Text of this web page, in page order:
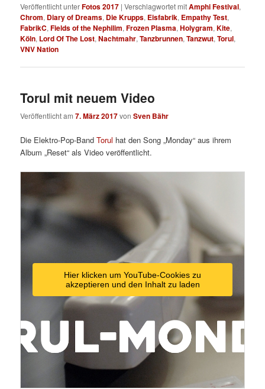
Veröffentlicht unterFotos 2017 |Verschlagwortet mitAmphi Festival,
Chrom, Diary of Dreams, Die Krupps, Eisfabrik, Empathy Test,
FabrikC,Fields of the Nephilim,Frozen Plasma,Holygram,Kite,
Köln, Lord Of The Lost,Nachtmahr,Tanzbrunnen,Tanzwut,Torul,
VNV Nation
Torul mit neuem Video
Veröffentlicht am7. März 2017vonSven Bähr
Die Elektro-Pop-BandTorul hat den Song „Monday“ aus ihrem
Album „Reset“ als Video veröffentlicht.
Hier klicken um YouTube-Cookies zu
akzeptieren und den Inhalt zu laden